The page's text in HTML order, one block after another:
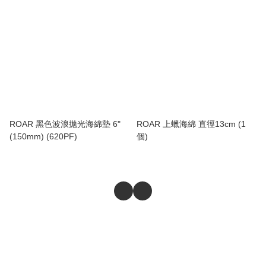
ROAR 黑色波浪拋光海綿墊 6"
(150mm) (620PF)
ROAR 上蠟海綿 直徑13cm (1
個)